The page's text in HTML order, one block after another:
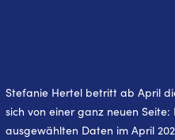
Stefanie Hertel betritt ab April
sich von einer ganz neuen
ausgewählten Daten im April